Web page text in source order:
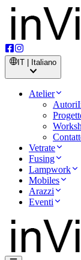
IT | Italiano
Atelier
Autori
Vetrate
Fusing
Lampwork
Mobiles
Arazzi
Eventi